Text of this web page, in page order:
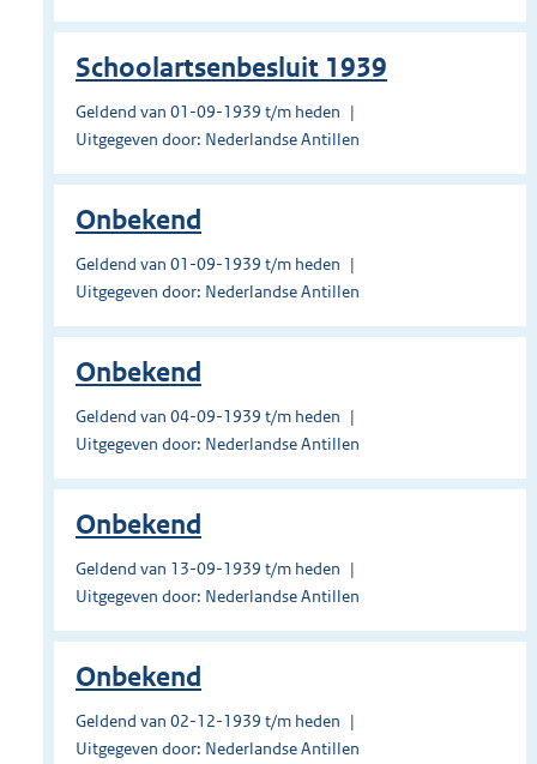
Schoolartsenbesluit 1939
Geldend van 01-09-1939 t/m heden
Uitgegeven door: Nederlandse Antillen
Onbekend
Geldend van 01-09-1939 t/m heden
Uitgegeven door: Nederlandse Antillen
Onbekend
Geldend van 04-09-1939 t/m heden
Uitgegeven door: Nederlandse Antillen
Onbekend
Geldend van 13-09-1939 t/m heden
Uitgegeven door: Nederlandse Antillen
Onbekend
Geldend van 02-12-1939 t/m heden
Uitgegeven door: Nederlandse Antillen